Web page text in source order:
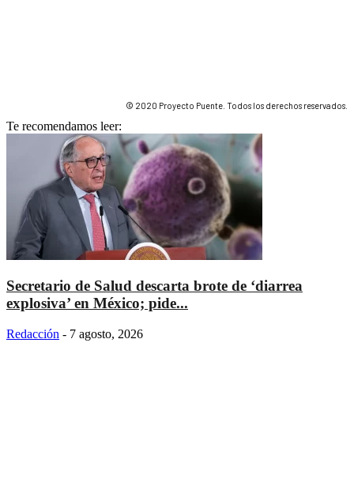
© 2020 Proyecto Puente. Todos los derechos reservados.
Te recomendamos leer:
Secretario de Salud descarta brote de ‘diarrea
explosiva’ en México; pide...
Redacción - 7 agosto, 2026